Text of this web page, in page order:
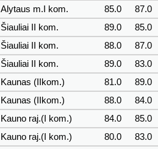
Alytaus m.I kom. 85.0 87.0
Šiauliai II kom. 89.0 85.0
Šiauliai II kom. 88.0 87.0
Šiauliai II kom. 89.0 83.0
Kaunas (IIkom.) 81.0 89.0
Kaunas (IIkom.) 88.0 84.0
Kauno raj.(I kom.) 84.0 85.0
Kauno raj.(I kom.) 80.0 83.0